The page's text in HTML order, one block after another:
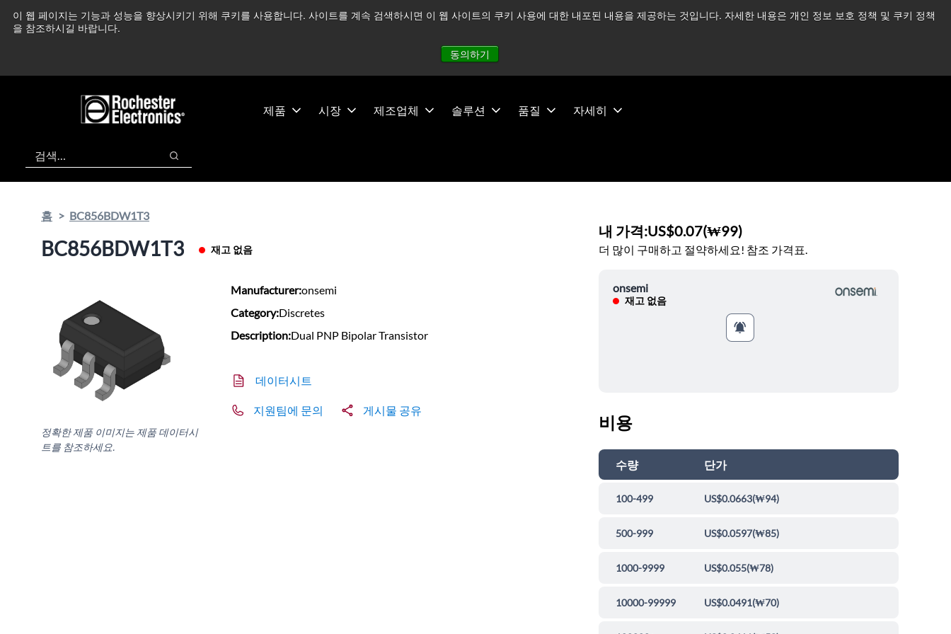
이 웹 페이지는 기능과 성능을 향상시키기 위해 쿠키를 사용합니다. 사이트를 계속 검색하시면 이 웹 사이트의 쿠키 사용에 대한 내포된 내용을 제공하는 것입니다. 자세한 내용은 개인 정보 보호 정책 및 쿠키 정책
을 참조하시길 바랍니다.
동의하기
츠
건
중동 지역 상황을 지속적으로 주시하고 있으며, 모든 서비스는 정상적으로 운영되고 있습니다. 더 읽어보기 →
제품 시장 제조업체 솔루션 품질 자세히
검색
검색
홈 BC856BDW1T3
BC856BDW1T3 재고 없음
정확한 제품 이미지는 제품 데이터시
트를 참조하세요.
Manufacturer:onsemi
Category:Discretes
Description:Dual PNP Bipolar Transistor
데이터시트
지원팀에 문의 게시물 공유
내 가격:US$0.07(₩99)
더 많이 구매하고 절약하세요! 참조 가격표.
onsemi
재고 없음
비용
수량 단가
100-499 US$0.0663(₩94)
500-999 US$0.0597(₩85)
1000-9999 US$0.055(₩78)
10000-99999 US$0.0491(₩70)